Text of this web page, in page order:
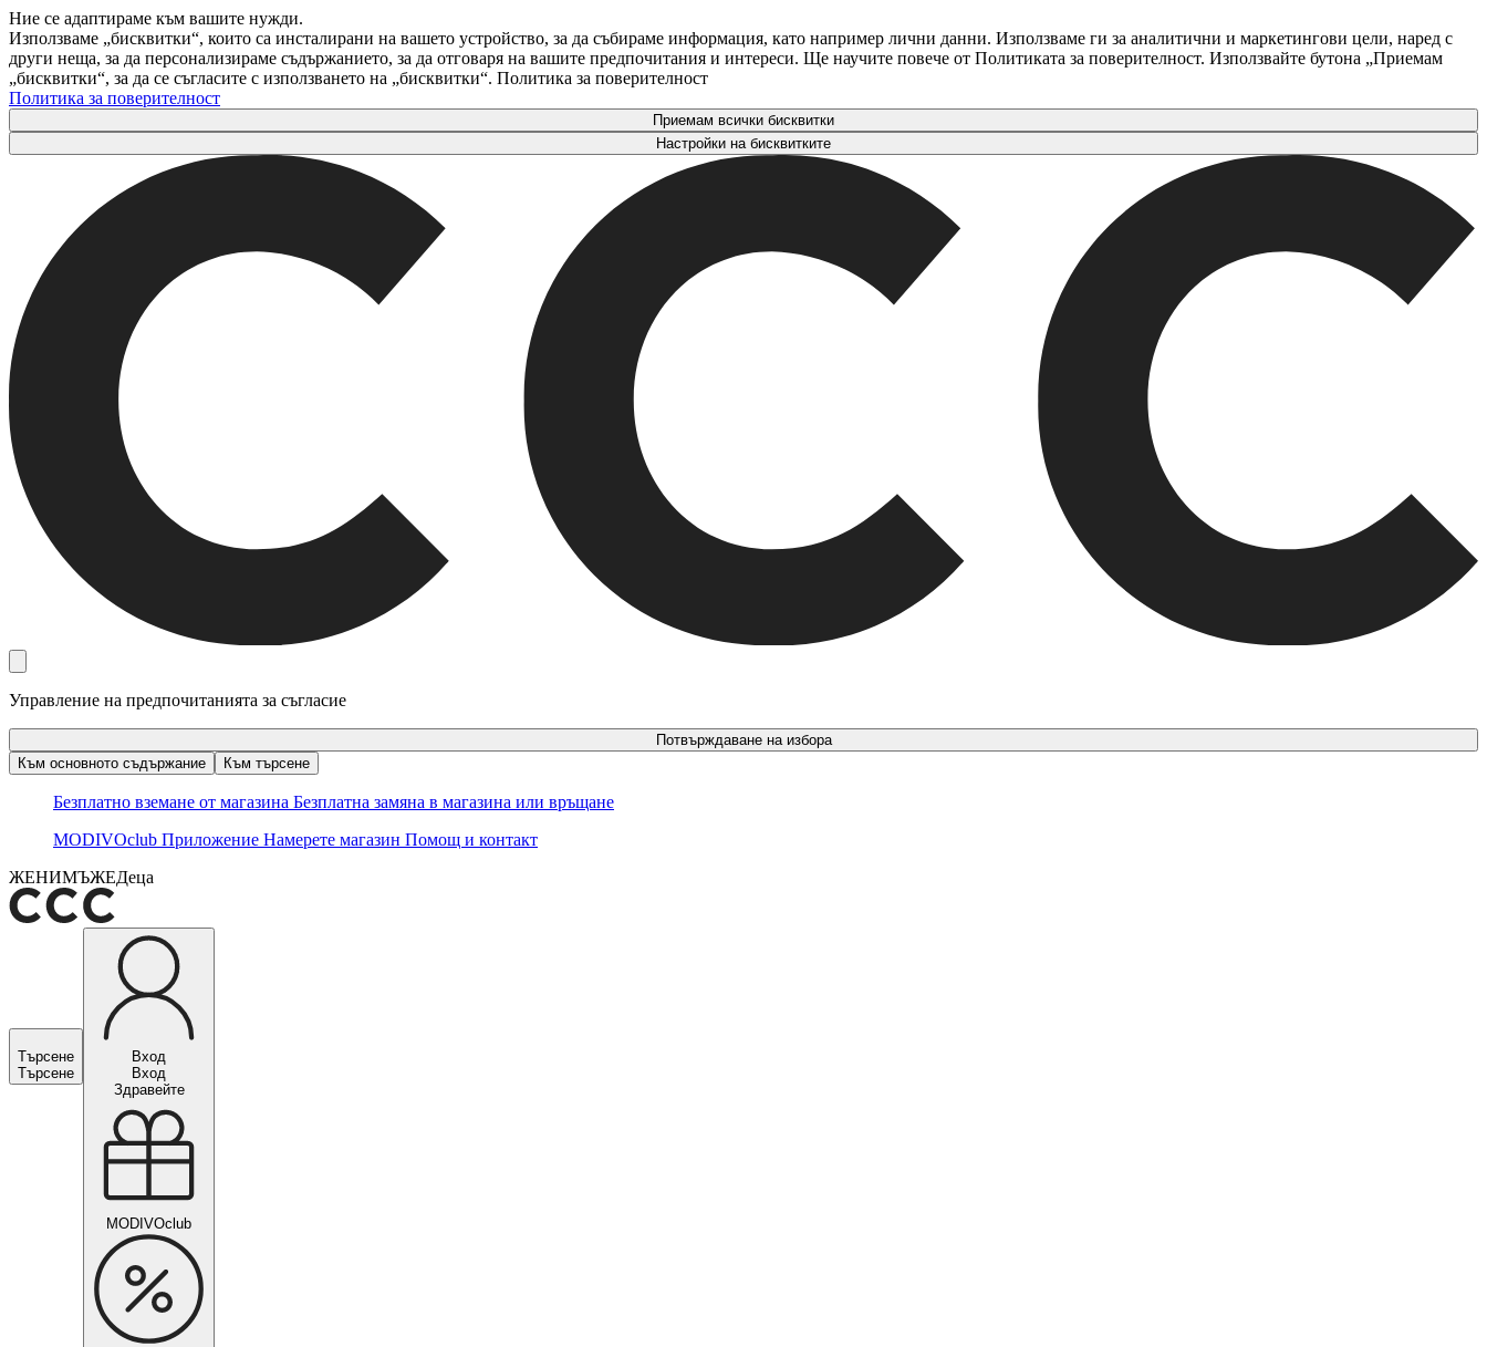
Ние се адаптираме към вашите нужди.
Използваме „бисквитки“, които са инсталирани на вашето устройство, за да събираме информация, като например лични данни. Използваме ги за аналитични и маркетингови цели, наред с
други неща, за да персонализираме съдържанието, за да отговаря на вашите предпочитания и интереси. Ще научите повече от Политиката за поверителност. Използвайте бутона „Приемам
„бисквитки“, за да се съгласите с използването на „бисквитки“. Политика за поверителност
Политика за поверителност
Приемам всички бисквитки
Настройки на бисквитките
Управление на предпочитанията за съгласие
Потвърждаване на избора
Към основното съдържание
Към търсене
Безплатно вземане от магазина Безплатна замяна в магазина или връщане
MODIVOclub Приложение Намерете магазин Помощ и контакт
ЖЕНИМЪЖЕДеца
Търсене
Търсене
Вход
Вход
Здравейте
MODIVOclub